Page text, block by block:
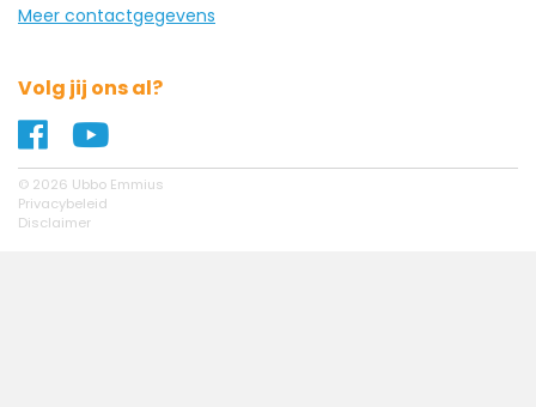
Meer contactgegevens
Volg jij ons al?
Naar ons Facebook profiel
© 2026 Ubbo Emmius
Privacybeleid
Disclaimer